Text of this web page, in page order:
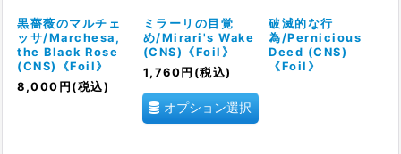
黒薔薇のマルチェ
ッサ/Marchesa,
the Black Rose
(CNS)《Foil》
8,000 円 (税込)
ミラーリの目覚
め/Mirari's Wake
(CNS)《Foil》
1,760 円 (税込)
オプション選択
破滅的な行
為/Pernicious
Deed (CNS)
《Foil》